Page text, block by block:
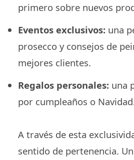
primero sobre nuevos
Eventos exclusivos: una
prosecco y consejos de
mejores clientes.
Regalos personales: una
por cumpleaños o
A través de esta
sentido de pertenencia.